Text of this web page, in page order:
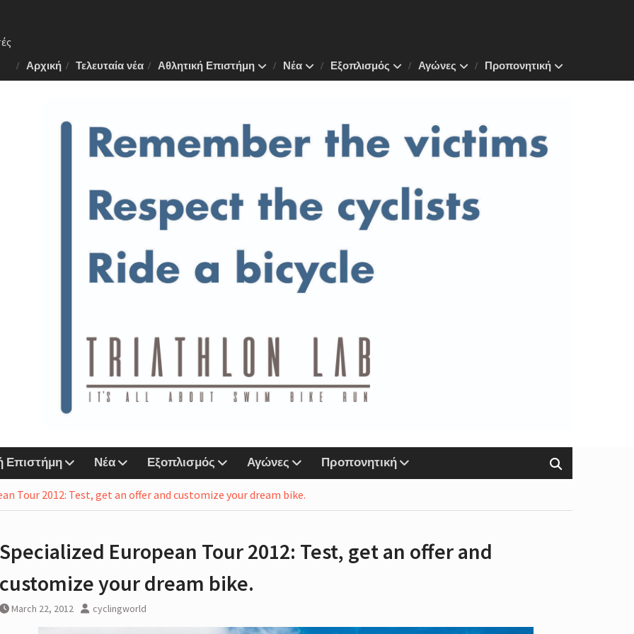
eshop
Αρχική Τελευταία νέα Αθλητική Επιστήμη Νέα Εξοπλισμός Αγώνες Προπονητική
Επιστήμη Νέα Εξοπλισμός Αγώνες Προπονητική
Tour 2012: Test, get an offer and customize your dream bike.
Specialized European Tour 2012: Test, get an offer and
customize your dream bike.
March 22, 2012 cyclingworld